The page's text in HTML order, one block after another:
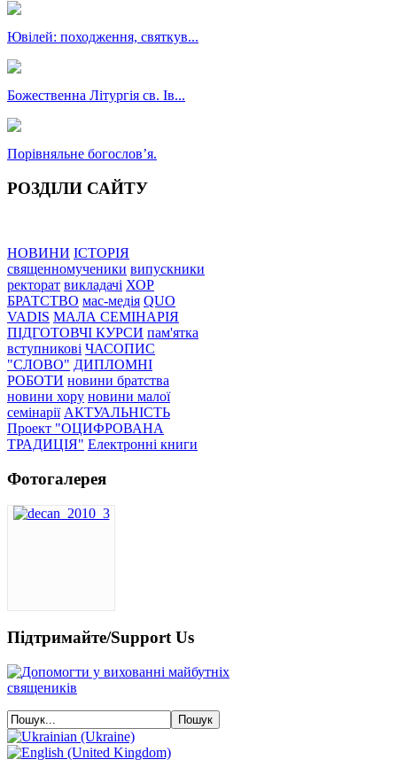
Ювілей: походження, святкув...
Божественна Літургія св. Ів...
Порівняльне богословʼя.
РОЗДІЛИ САЙТУ
НОВИНИ ІСТОРІЯ
священномученики випускники
ректорат викладачі ХОР
БРАТСТВО мас-медія QUO
VADIS МАЛА СЕМІНАРІЯ
ПІДГОТОВЧІ КУРСИ пам'ятка
вступникові ЧАСОПИС
"СЛОВО" ДИПЛОМНІ
РОБОТИ новини братства
новини хору новини малої
семінарії АКТУАЛЬНІСТЬ
Проект "ОЦИФРОВАНА
ТРАДИЦІЯ" Електронні книги
Фотогалерея
Підтримайте/Support Us